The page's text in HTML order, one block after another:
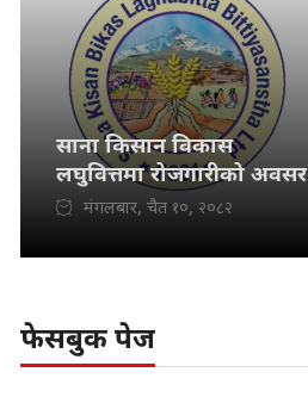
साना किसान विकास
लघुवित्तमा रोजगारीको अवसर
मंगलबार, चैत १०, २०८२
फेसबुक पेज